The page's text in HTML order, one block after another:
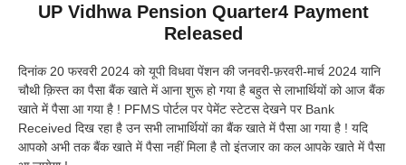
UP Vidhwa Pension Quarter4 Payment
Released
दिनांक 20 फरवरी 2024 को यूपी विधवा पेंशन की जनवरी-फ़रवरी-मार्च 2024 यानि
चौथी क़िस्त का पैसा बैंक खाते में आना शुरू हो गया है बहुत से लाभार्थियों को आज बैंक
खाते में पैसा आ गया है ! PFMS पोर्टल पर पेमेंट स्टेटस देखने पर Bank
Received दिख रहा है उन सभी लाभार्थियों का बैंक खाते में पैसा आ गया है ! यदि
आपको अभी तक बैंक खाते में पैसा नहीं मिला है तो इंतजार का कल आपके खाते में पैसा